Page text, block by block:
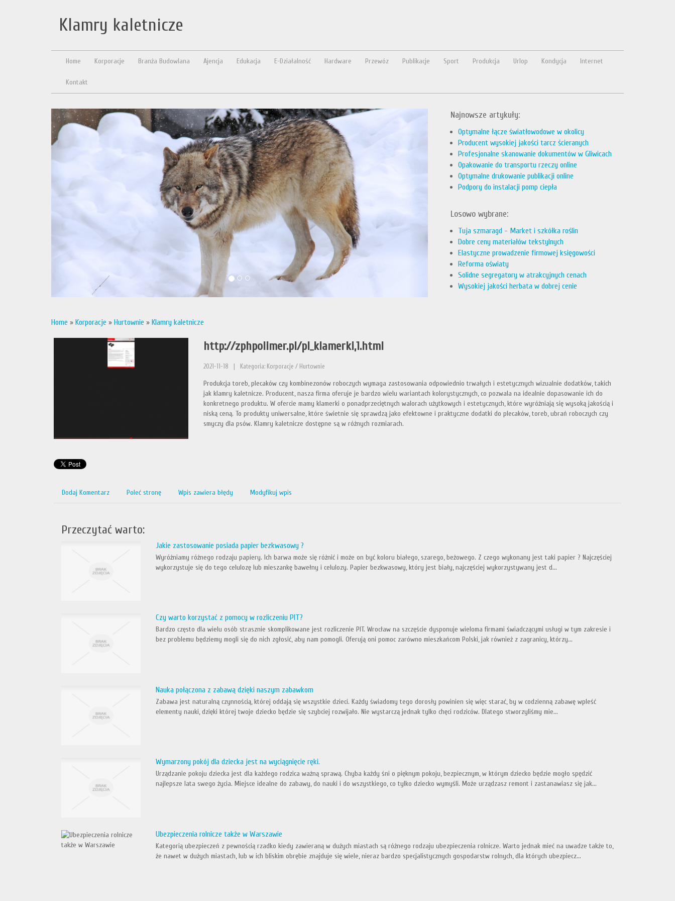
Klamry kaletnicze
Home Korporacje Branża Budowlana Ajencja Edukacja E-Działalność Hardware Przewóz Publikacje Sport Produkcja Urlop Kondycja Internet
Kontakt
Najnowsze artykuły:
Optymalne łącze światłowodowe w okolicy
Producent wysokiej jakości tarcz ścieranych
Profesjonalne skanowanie dokumentów w Gliwicach
Opakowanie do transportu rzeczy online
Optymalne drukowanie publikacji online
Podpory do instalacji pomp ciepła
Losowo wybrane:
Tuja szmaragd - Market i szkółka roślin
Dobre ceny materiałów tekstylnych
Elastyczne prowadzenie firmowej księgowości
Reforma oświaty
Solidne segregatory w atrakcyjnych cenach
Wysokiej jakości herbata w dobrej cenie
Home » Korporacje » Hurtownie » Klamry kaletnicze
http://zphpolimer.pl/pl_klamerki,1.html
2021-11-18 Kategoria: Korporacje / Hurtownie
Produkcja toreb, plecaków czy kombinezonów roboczych wymaga zastosowania odpowiednio trwałych i estetycznych wizualnie dodatków, takich
jak klamry kaletnicze. Producent, nasza firma oferuje je bardzo wielu wariantach kolorystycznych, co pozwala na idealnie dopasowanie ich do
konkretnego produktu. W ofercie mamy klamerki o ponadprzeciętnych walorach użytkowych i estetycznych, które wyróżniają się wysoką jakością i
niską ceną. To produkty uniwersalne, które świetnie się sprawdzą jako efektowne i praktyczne dodatki do plecaków, toreb, ubrań roboczych czy
smyczy dla psów. Klamry kaletnicze dostępne są w różnych rozmiarach.
Dodaj Komentarz Poleć stronę Wpis zawiera błędy Modyfikuj wpis
Przeczytać warto:
Jakie zastosowanie posiada papier bezkwasowy ?
Wyróżniamy różnego rodzaju papiery. Ich barwa może się różnić i może on być koloru białego, szarego, beżowego. Z czego wykonany jest taki papier ? Najczęściej
wykorzystuje się do tego celulozę lub mieszankę bawełny i celulozy. Papier bezkwasowy, który jest biały, najczęściej wykorzystywany jest d...
Czy warto korzystać z pomocy w rozliczeniu PIT?
Bardzo często dla wielu osób strasznie skomplikowane jest rozliczenie PIT. Wrocław na szczęście dysponuje wieloma firmami świadczącymi usługi w tym zakresie i
bez problemu będziemy mogli się do nich zgłosić, aby nam pomogli. Oferują oni pomoc zarówno mieszkańcom Polski, jak również z zagranicy, którzy...
Nauka połączona z zabawą dzięki naszym zabawkom
Zabawa jest naturalną czynnością, której oddają się wszystkie dzieci. Każdy świadomy tego dorosły powinien się więc starać, by w codzienną zabawę wpleść
elementy nauki, dzięki której twoje dziecko będzie się szybciej rozwijało. Nie wystarczą jednak tylko chęci rodziców. Dlatego stworzyliśmy mie...
Wymarzony pokój dla dziecka jest na wyciągnięcie ręki.
Urządzanie pokoju dziecka jest dla każdego rodzica ważną sprawą. Chyba każdy śni o pięknym pokoju, bezpiecznym, w którym dziecko będzie mogło spędzić
najlepsze lata swego życia. Miejsce idealne do zabawy, do nauki i do wszystkiego, co tylko dziecko wymyśli. Może urządzasz remont i zastanawiasz się jak...
Ubezpieczenia rolnicze także w Warszawie
Kategorią ubezpieczeń z pewnością rzadko kiedy zawieraną w dużych miastach są różnego rodzaju ubezpieczenia rolnicze. Warto jednak mieć na uwadze także to,
że nawet w dużych miastach, lub w ich bliskim obrębie znajduje się wiele, nieraz bardzo specjalistycznych gospodarstw rolnych, dla których ubezpiecz...